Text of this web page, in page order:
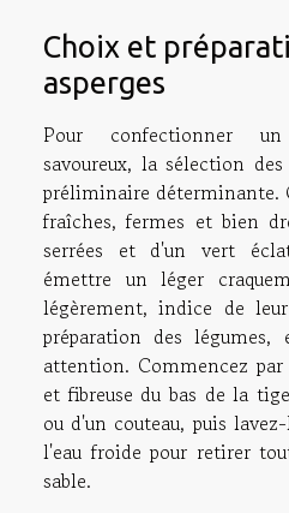
Choix et
asperges
Pour confectionner un
savoureux, la sélection
préliminaire déterminante.
fraîches, fermes et bien
serrées et d'un vert
émettre un léger
légèrement, indice de
préparation des
attention. Commencez
et fibreuse du bas de la
ou d'un couteau, puis
l'eau froide pour retirer
sable.